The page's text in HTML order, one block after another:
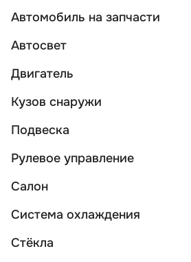
Автомобиль на запчасти
Автосвет
Двигатель
Кузов снаружи
Подвеска
Рулевое управление
Салон
Система охлаждения
Стёкла